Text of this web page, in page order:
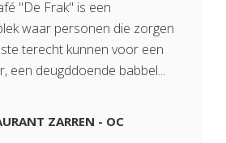
"De Frak" is een
waar personen die zorgen
terecht kunnen voor een
een deugddoende babbel...
ZARREN - OC